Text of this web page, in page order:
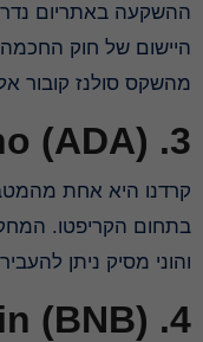
ההשקעה באתריום
היישום של חוק
מהשקס סולנז קובור
3. Cardano (ADA)
קרדנו היא אחת
בתחום הקריפטו.
והוני מסיק ניתן
4. Binance Coin (BNB)